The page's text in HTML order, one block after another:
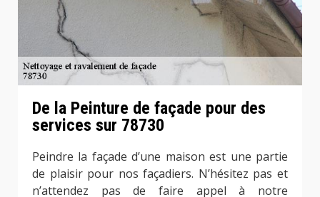
De la Peinture de façade pour des
services sur 78730
Peindre la façade d’une maison est une partie
de plaisir pour nos façadiers. N’hésitez pas et
n’attendez pas de faire appel à notre